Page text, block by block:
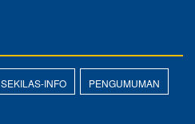
SEKILAS-INFO PENGUMUMAN